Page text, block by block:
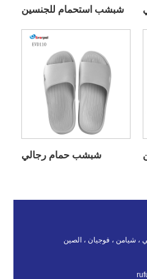
شبشب استحمام للجنسين
شبشب حمام رجالي
، شيامن ، فوجيان ، الصين